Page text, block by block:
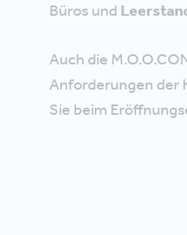
Büros und
Auch die
Anforderungen der
Sie beim